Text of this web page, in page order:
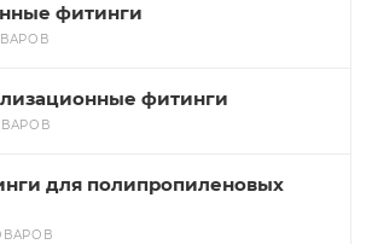
фитинги
фитинги
для полипропиленовых